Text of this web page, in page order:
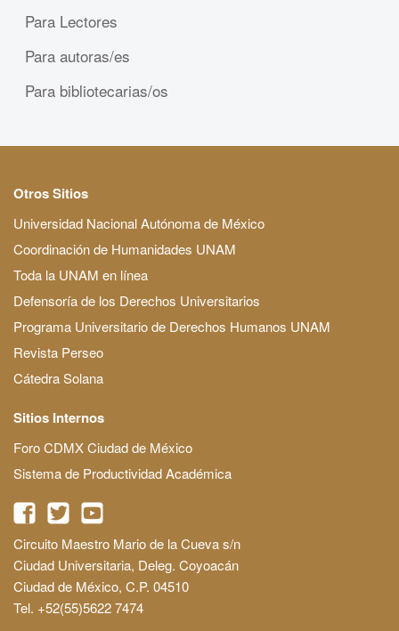
Para Lectores
Para autoras/es
Para bibliotecarias/os
Otros Sitios
Universidad Nacional Autónoma de México
Coordinación de Humanidades UNAM
Toda la UNAM en línea
Defensoría de los Derechos Universitarios
Programa Universitario de Derechos Humanos UNAM
Revista Perseo
Cátedra Solana
Sitios Internos
Foro CDMX Ciudad de México
Sistema de Productividad Académica
Circuito Maestro Mario de la Cueva s/n
Ciudad Universitaria, Deleg. Coyoacán
Ciudad de México, C.P. 04510
Tel. +52(55)5622 7474